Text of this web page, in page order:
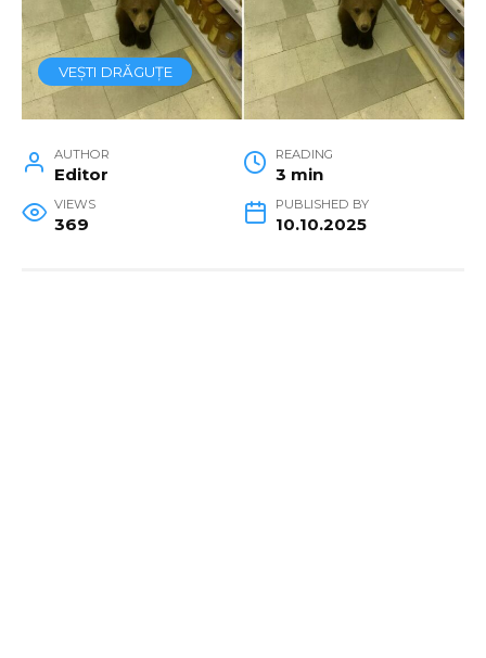
VEȘTI DRĂGUȚE
AUTHOR
Editor
READING
3 min
VIEWS
369
PUBLISHED BY
10.10.2025